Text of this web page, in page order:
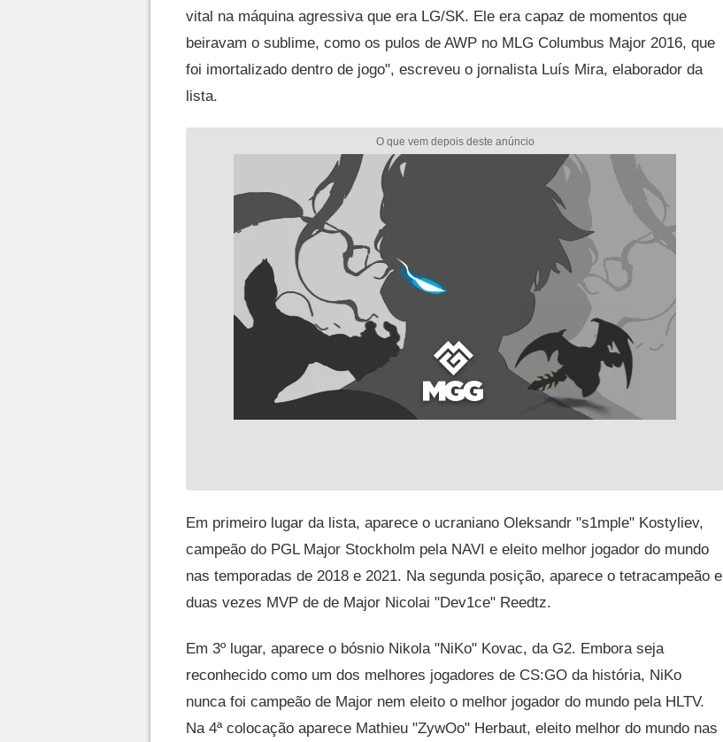
vital na máquina agressiva que era LG/SK. Ele era capaz de momentos que
beiravam o sublime, como os pulos de AWP no MLG Columbus Major 2016, que
foi imortalizado dentro de jogo", escreveu o jornalista Luís Mira, elaborador da
lista.
Em primeiro lugar da lista, aparece o ucraniano Oleksandr "s1mple" Kostyliev,
campeão do PGL Major Stockholm pela NAVI e eleito melhor jogador do mundo
nas temporadas de 2018 e 2021. Na segunda posição, aparece o tetracampeão e
duas vezes MVP de de Major Nicolai "Dev1ce" Reedtz.
Em 3º lugar, aparece o bósnio Nikola "NiKo" Kovac, da G2. Embora seja
reconhecido como um dos melhores jogadores de CS:GO da história, NiKo
nunca foi campeão de Major nem eleito o melhor jogador do mundo pela HLTV.
Na 4ª colocação aparece Mathieu "ZywOo" Herbaut, eleito melhor do mundo nas